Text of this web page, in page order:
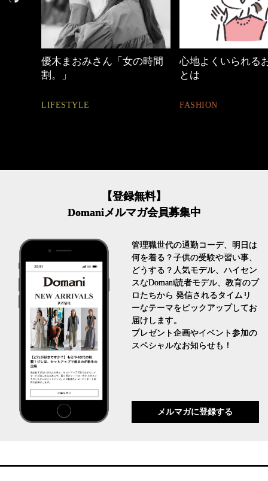
優木まおみさん「女の時間
割。」
LIFESTYLE
心地よくいられる
とは
FASHION
【登録無料】
Domaniメルマガ会員募集中
管理職世代の通勤コーデ、明日は
何を着る？子供の受験や習い事、
どうする？人気モデル、ハイセン
スなDomani読者モデル、教育のプ
ロたちから 発信されるタイムリ
ーなテーマをピックアップしてお
届けします。
プレゼント企画やイベント参加の
スペシャルなお知らせも！
メルマガに登録する